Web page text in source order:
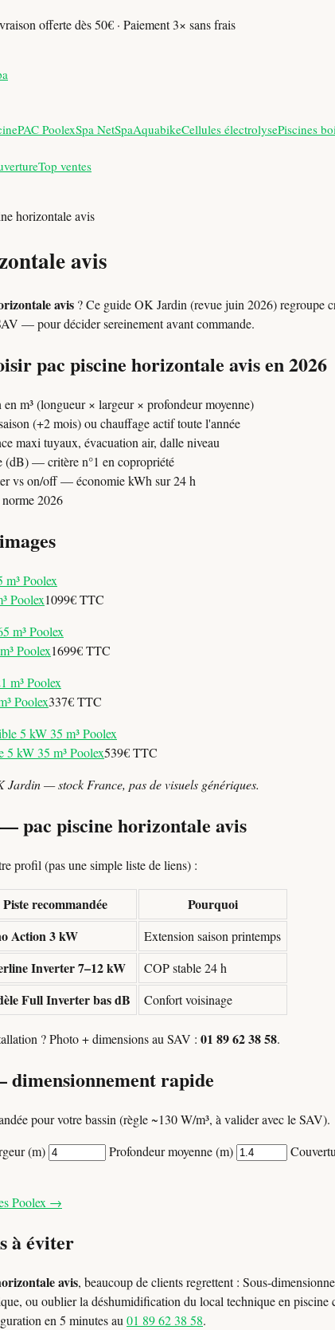
offerte dès 50€ · Paiement 3× sans frais
PAC PoolexSpa NetSpaAquabikeCellules électrolysePiscines
Top ventes
horizontale avis
avis
avis ? Ce guide OK Jardin (revue juin 2026) regroupe
— pour décider sereinement avant commande.
pac piscine horizontale avis en 2026
m³ (longueur × largeur × profondeur moyenne)
(+2 mois) ou chauffage actif toute l'année
maxi tuyaux, évacuation air, dalle niveau
(dB) — critère n°1 en copropriété
vs on/off — économie kWh sur 24 h
2026
Poolex1099€ TTC
Poolex1699€ TTC
Poolex337€ TTC
kW 35 m³ Poolex539€ TTC
Jardin — stock France, pas de visuels génériques.
pac piscine horizontale avis
profil (pas une simple liste de liens) :
Piste recommandée Pourquoi
Action 3 kW
Extension saison printemps
Inverter 7–12 kW
COP stable 24 h
Full Inverter bas dB Confort voisinage
? Photo + dimensions au SAV : 01 89 62 38 58.
rapide
pour votre bassin (règle ~130 W/m³, à valider avec le SAV).
(m) Profondeur moyenne (m)
Poolex →
à éviter
avis, beaucoup de clients regrettent : Sous-
ou oublier la déshumidification du local technique en
en 5 minutes au01 89 62 38 58.